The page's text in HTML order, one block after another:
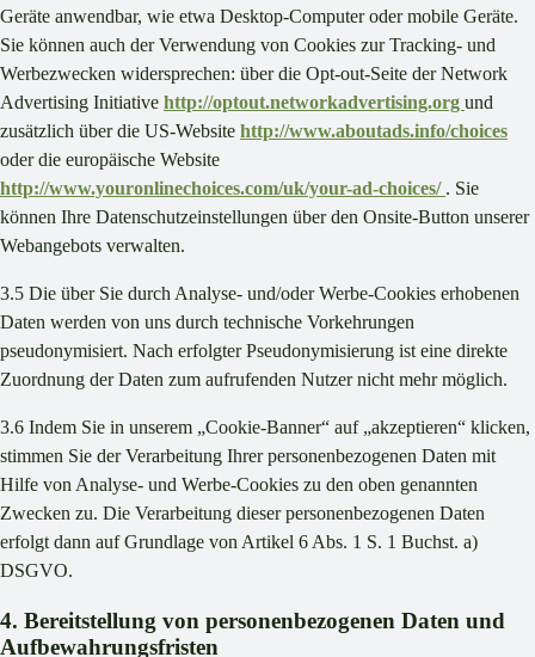
Geräte anwendbar, wie etwa Desktop-Computer oder mobile Geräte.
Sie können auch der Verwendung von Cookies zur Tracking- und
Werbezwecken widersprechen: über die Opt-out-Seite der Network
Advertising Initiative http://optout.networkadvertising.org und
zusätzlich über die US-Website http://www.aboutads.info/choices
oder die europäische Website
http://www.youronlinechoices.com/uk/your-ad-choices/ . Sie
können Ihre Datenschutzeinstellungen über den Onsite-Button unserer
Webangebots verwalten.
3.5 Die über Sie durch Analyse- und/oder Werbe-Cookies erhobenen
Daten werden von uns durch technische Vorkehrungen
pseudonymisiert. Nach erfolgter Pseudonymisierung ist eine direkte
Zuordnung der Daten zum aufrufenden Nutzer nicht mehr möglich.
3.6 Indem Sie in unserem „Cookie-Banner“ auf „akzeptieren“ klicken,
stimmen Sie der Verarbeitung Ihrer personenbezogenen Daten mit
Hilfe von Analyse- und Werbe-Cookies zu den oben genannten
Zwecken zu. Die Verarbeitung dieser personenbezogenen Daten
erfolgt dann auf Grundlage von Artikel 6 Abs. 1 S. 1 Buchst. a)
DSGVO.
4. Bereitstellung von personenbezogenen Daten und
Aufbewahrungsfristen